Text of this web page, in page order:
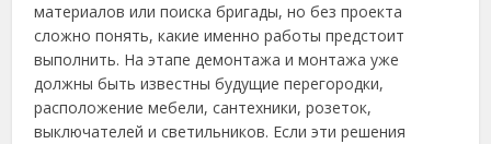
материалов или поиска бригады, но без проекта
сложно понять, какие именно работы предстоит
выполнить. На этапе демонтажа и монтажа уже
должны быть известны будущие перегородки,
расположение мебели, сантехники, розеток,
выключателей и светильников. Если эти решения